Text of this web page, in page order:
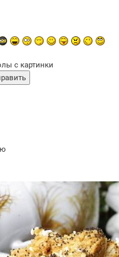
с картинки